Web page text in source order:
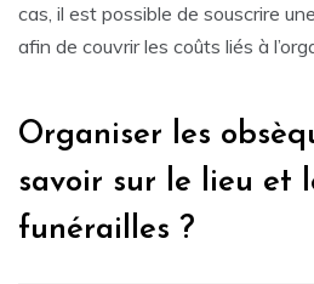
cas, il est possible de souscrire
afin de couvrir les coûts liés à
Organiser les
savoir sur le lieu et
funérailles ?